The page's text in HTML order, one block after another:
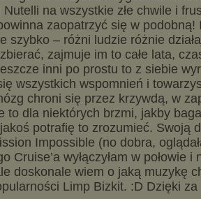
Nutelli na wszystkie złe chwile i
zaopatrzyć się w podobną!
szybko – różni ludzie różnie
zajmuje im to całe lata,
inni po prostu to z siebie
wszystkich wspomnień i
chroni się przez krzywdą, w
to dla niektórych brzmi, jakby
potrafię to zrozumieć. Swoją
Impossible (no dobra,
Cruise’a wyłączyłam w połowie i
doskonale wiem o jaką muzykę
Limp Bizkit. :D Dzięki za